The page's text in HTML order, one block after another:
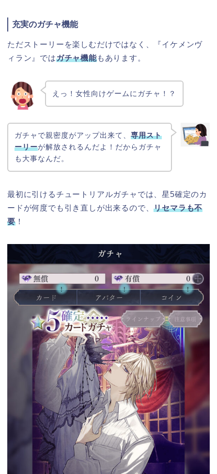
充実のガチャ機能
ただストーリーを楽しむだけではなく、『イケメンヴ
ィラン』ではガチャ機能もあります。
えっ！女性向けゲームにガチャ！？
ガチャで親密度がアップ出来て、 専用スト
ーリーが解放されるんだよ！だからガチャ
も大事なんだ。
最初に引けるチュートリアルガチャでは、星5確定のカ
ードが何度でも引き直しが出来るので、リセマラも不
要！